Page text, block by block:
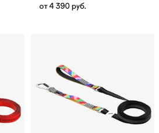
от 4 390 руб.